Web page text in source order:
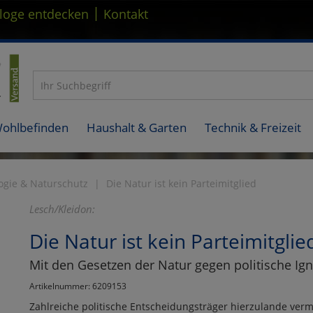
entdecken | Kontakt
Haushalt & Garten Technik & Freizeit
& Naturschutz Die Natur ist kein Parteimitglied
Lesch/Kleidon:
Die Natur ist kein
Mit den Gesetzen der Natur gegen politische
Artikelnummer: 6209153
Zahlreiche politische Entscheidungsträger hierzulande